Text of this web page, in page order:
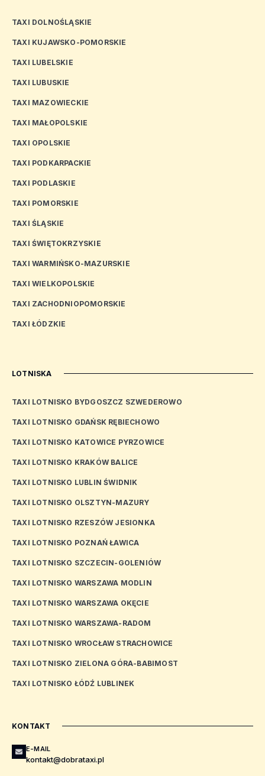
TAXI DOLNOŚLĄSKIE
TAXI KUJAWSKO-POMORSKIE
TAXI LUBELSKIE
TAXI LUBUSKIE
TAXI MAZOWIECKIE
TAXI MAŁOPOLSKIE
TAXI OPOLSKIE
TAXI PODKARPACKIE
TAXI PODLASKIE
TAXI POMORSKIE
TAXI ŚLĄSKIE
TAXI ŚWIĘTOKRZYSKIE
TAXI WARMIŃSKO-MAZURSKIE
TAXI WIELKOPOLSKIE
TAXI ZACHODNIOPOMORSKIE
TAXI ŁÓDZKIE
LOTNISKA
TAXI LOTNISKO BYDGOSZCZ SZWEDEROWO
TAXI LOTNISKO GDAŃSK RĘBIECHOWO
TAXI LOTNISKO KATOWICE PYRZOWICE
TAXI LOTNISKO KRAKÓW BALICE
TAXI LOTNISKO LUBLIN ŚWIDNIK
TAXI LOTNISKO OLSZTYN-MAZURY
TAXI LOTNISKO RZESZÓW JESIONKA
TAXI LOTNISKO POZNAŃ ŁAWICA
TAXI LOTNISKO SZCZECIN-GOLENIÓW
TAXI LOTNISKO WARSZAWA MODLIN
TAXI LOTNISKO WARSZAWA OKĘCIE
TAXI LOTNISKO WARSZAWA-RADOM
TAXI LOTNISKO WROCŁAW STRACHOWICE
TAXI LOTNISKO ZIELONA GÓRA-BABIMOST
TAXI LOTNISKO ŁÓDŹ LUBLINEK
KONTAKT
E-MAIL
kontakt@dobrataxi.pl